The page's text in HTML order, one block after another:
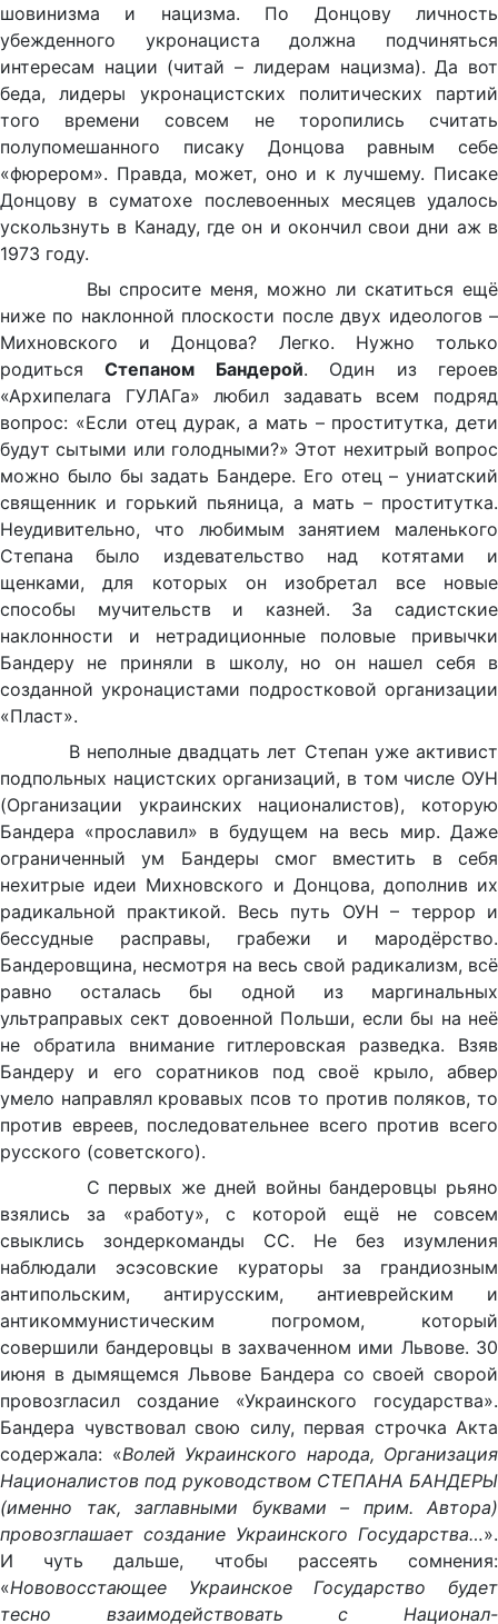
шовинизма и нацизма. По Донцову личность
убежденного укронациста должна подчиняться
интересам нации (читай – лидерам нацизма). Да вот
беда, лидеры укронацистских политических партий
того времени совсем не торопились считать
полупомешанного писаку Донцова равным себе
«фюрером». Правда, может, оно и к лучшему. Писаке
Донцову в суматохе послевоенных месяцев удалось
ускользнуть в Канаду, где он и окончил свои дни аж в
1973 году.
Вы спросите меня, можно ли скатиться ещё
ниже по наклонной плоскости после двух идеологов –
Михновского и Донцова? Легко. Нужно только
родитьсяСтепаном Бандерой. Один из героев
«Архипелага ГУЛАГа» любил задавать всем подряд
вопрос: «Если отец дурак, а мать – проститутка, дети
будут сытыми или голодными?» Этот нехитрый вопрос
можно было бы задать Бандере. Его отец – униатский
священник и горький пьяница, а мать – проститутка.
Неудивительно, что любимым занятием маленького
Степана было издевательство над котятами и
щенками, для которых он изобретал все новые
способы мучительств и казней. За садистские
наклонности и нетрадиционные половые привычки
Бандеру не приняли в школу, но он нашел себя в
созданной укронацистами подростковой организации
«Пласт».
В неполные двадцать лет Степан уже активист
подпольных нацистских организаций, в том числе ОУН
(Организации украинских националистов), которую
Бандера «прославил» в будущем на весь мир. Даже
ограниченный ум Бандеры смог вместить в себя
нехитрые идеи Михновского и Донцова, дополнив их
радикальной практикой. Весь путь ОУН – террор и
бессудные расправы, грабежи и мародёрство.
Бандеровщина, несмотря на весь свой радикализм, всё
равно осталась бы одной из маргинальных
ультраправых сект довоенной Польши, если бы на неё
не обратила внимание гитлеровская разведка. Взяв
Бандеру и его соратников под своё крыло, абвер
умело направлял кровавых псов то против поляков, то
против евреев, последовательнее всего против всего
русского (советского).
С первых же дней войны бандеровцы рьяно
взялись за «работу», с которой ещё не совсем
свыклись зондеркоманды СС. Не без изумления
наблюдали эсэсовские кураторы за грандиозным
антипольским, антирусским, антиеврейским и
антикоммунистическим погромом, который
совершили бандеровцы в захваченном ими Львове. 30
июня в дымящемся Львове Бандера со своей сворой
провозгласил создание «Украинского государства».
Бандера чувствовал свою силу, первая строчка Акта
содержала: «Волей Украинского народа, Организация
Националистов под руководством СТЕПАНА БАНДЕРЫ
(именно так, заглавными буквами – прим. Автора)
провозглашает создание Украинского Государства…».
И чуть дальше, чтобы рассеять сомнения:
«Нововосстающее Украинское Государство будет
тесно взаимодействовать с Национал-